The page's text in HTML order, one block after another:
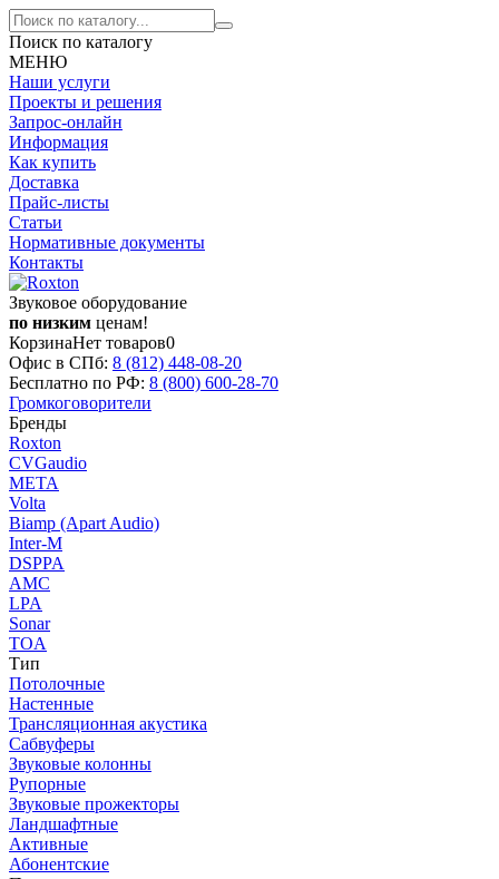
Поиск по каталогу
МЕНЮ
Наши услуги
Проекты и решения
Запрос-онлайн
Информация
Как купить
Доставка
Прайс-листы
Статьи
Нормативные документы
Контакты
Звуковое оборудование
по низким ценам!
КорзинаНет товаров0
Офис в СПб: 8 (812) 448-08-20
Бесплатно по РФ: 8 (800) 600-28-70
Громкоговорители
Бренды
Roxton
CVGaudio
МЕТА
Volta
Biamp (Apart Audio)
Inter-M
DSPPA
AMC
LPA
Sonar
TOA
Тип
Потолочные
Настенные
Трансляционная акустика
Сабвуферы
Звуковые колонны
Рупорные
Звуковые прожекторы
Ландшафтные
Активные
Абонентские